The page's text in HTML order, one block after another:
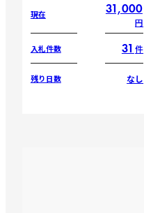
現在 31,000
円
入札件数 31 件
残り日数 なし